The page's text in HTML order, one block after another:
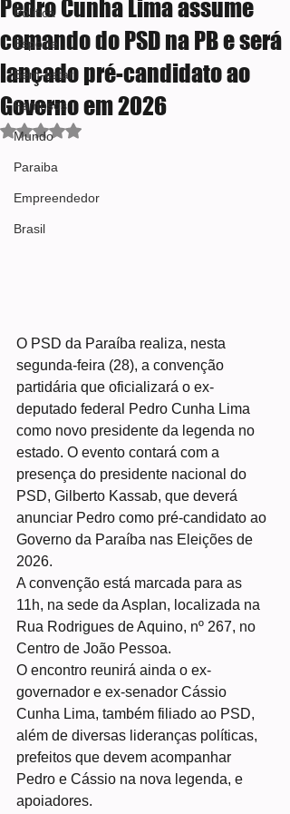
Política
Esporte
Bem-estar
Famosos
Mundo
Paraiba
Empreendedor
Brasil
Pedro Cunha Lima assume
comando do PSD na PB e será
lançado pré-candidato ao
Governo em 2026
Avaliado com NaN de 5 estrelas.
O PSD da Paraíba realiza, nesta
segunda-feira (28), a convenção
partidária que oficializará o ex-
deputado federal Pedro Cunha Lima
como novo presidente da legenda no
estado. O evento contará com a
presença do presidente nacional do
PSD, Gilberto Kassab, que deverá
anunciar Pedro como pré-candidato ao
Governo da Paraíba nas Eleições de
2026.
A convenção está marcada para as
11h, na sede da Asplan, localizada na
Rua Rodrigues de Aquino, nº 267, no
Centro de João Pessoa.
O encontro reunirá ainda o ex-
governador e ex-senador Cássio
Cunha Lima, também filiado ao PSD,
além de diversas lideranças políticas,
prefeitos que devem acompanhar
Pedro e Cássio na nova legenda, e
apoiadores.